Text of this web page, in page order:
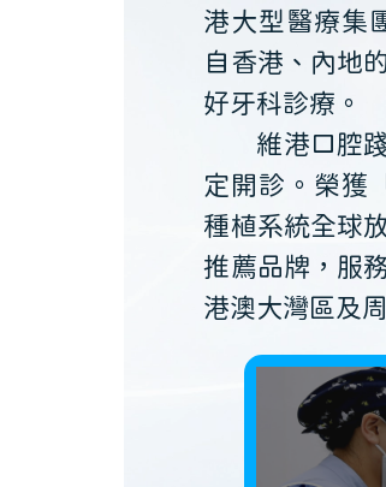
港大型醫療集
自香港、內地
好牙科診療。
維港口腔
定開診。榮獲
種植系統全球
推薦品牌，服
港澳大灣區及